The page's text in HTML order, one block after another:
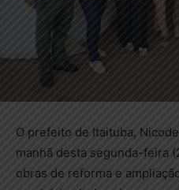
O prefeito de Itaituba,
manhã desta segunda-feira
obras de reforma e